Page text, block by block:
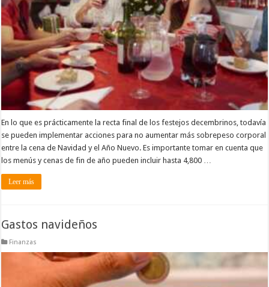
En lo que es prácticamente la recta final de los festejos decembrinos, todavía
se pueden implementar acciones para no aumentar más sobrepeso corporal
entre la cena de Navidad y el Año Nuevo. Es importante tomar en cuenta que
los menús y cenas de fin de año pueden incluir hasta 4,800 …
Leer más
Gastos navideños
Finanzas